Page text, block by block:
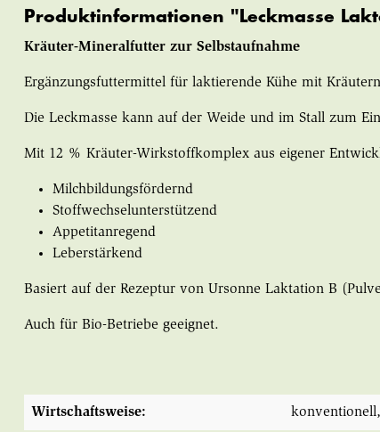
Produktinformationen "Leckmasse
Kräuter-Mineralfutter zur Selbstaufnahme
Ergänzungsfuttermittel für laktierende Kühe mit
Die Leckmasse kann auf der Weide und im Stall zum
Mit 12 % Kräuter-Wirkstoffkomplex aus eigener
Milchbildungsfördernd
Stoffwechselunterstützend
Appetitanregend
Leberstärkend
Basiert auf der Rezeptur von Ursonne Laktation B
Auch für Bio-Betriebe geeignet.
Wirtschaftsweise: konventionell